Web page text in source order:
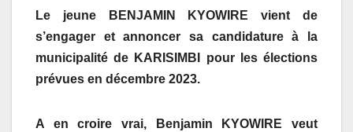
Le jeune BENJAMIN KYOWIRE vient de
s’engager et annoncer sa candidature à la
municipalité de KARISIMBI pour les élections
prévues en décembre 2023.
A en croire vrai, Benjamin KYOWIRE veut